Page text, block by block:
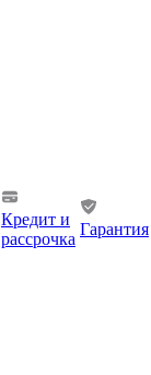
Кредит и
рассрочка
Гарантия